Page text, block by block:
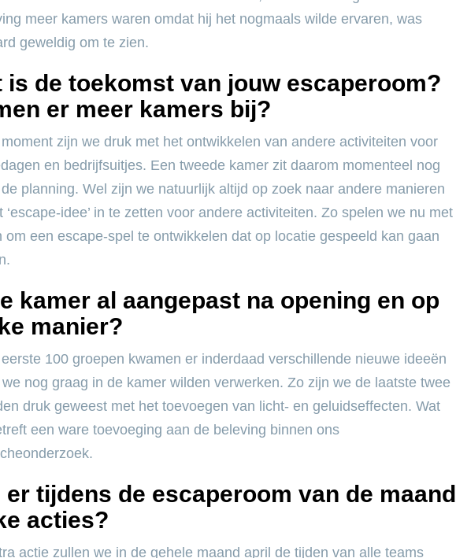
meer kamers waren omdat hij het nogmaals wilde ervaren, was
geweldig om te zien.
is de toekomst van jouw escaperoom?
er meer kamers bij?
zijn we druk met het ontwikkelen van andere activiteiten voor
en bedrijfsuitjes. Een tweede kamer zit daarom momenteel nog
planning. Wel zijn we natuurlijk altijd op zoek naar andere manieren
‘escape-idee’ in te zetten voor andere activiteiten. Zo spelen we nu met
om een escape-spel te ontwikkelen dat op locatie gespeeld kan gaan
kamer al aangepast na opening en op
manier?
100 groepen kwamen er inderdaad verschillende nieuwe ideeën
nog graag in de kamer wilden verwerken. Zo zijn we de laatste twee
druk geweest met het toevoegen van licht- en geluidseffecten. Wat
een ware toevoeging aan de beleving binnen ons
er tijdens de escaperoom van de maand
acties?
actie zullen we in de gehele maand april de tijden van alle teams